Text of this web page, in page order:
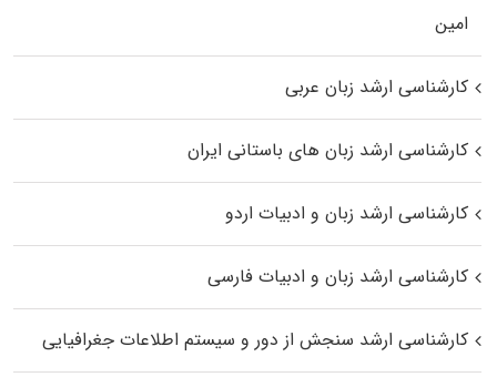
اﻣﻴﻦ
کارشناسی ارشد زبان عربی
کارشناسی ارشد زبان‌ های باستانی ایران
کارشناسی ارشد زبان و ادبیات اردو
کارشناسی ارشد زبان و ادبیات فارسی
کارشناسی ارشد سنجش از دور و سیستم اطلاعات جغرافیایی